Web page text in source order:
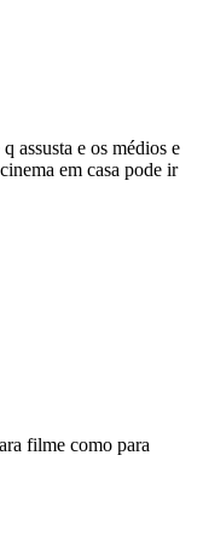
assusta e os médios e
em casa pode ir
filme como para